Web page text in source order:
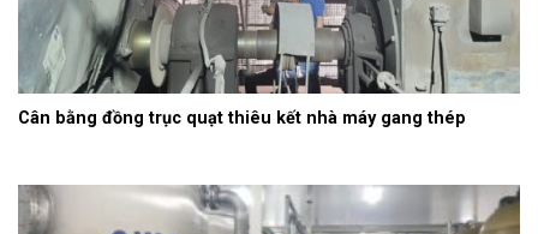
Cân bằng đồng trục quạt thiêu kết nhà máy gang thép